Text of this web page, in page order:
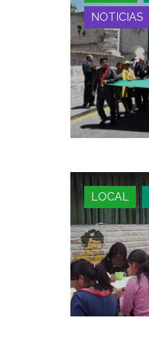
NOTICIAS
LOCAL